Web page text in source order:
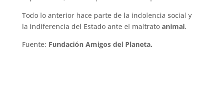
Todo lo anterior hace parte de la indolencia social y
la indiferencia del Estado ante el maltrato animal.
Fuente: Fundación Amigos del Planeta.